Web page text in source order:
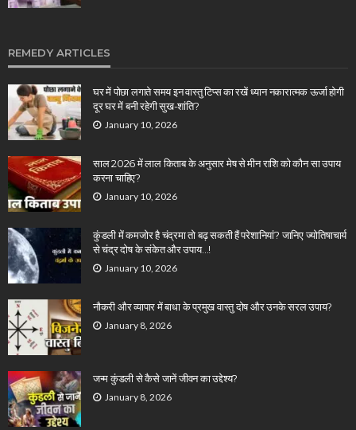
REMEDY ARTICLES
घर में पोछा लगाते समय इन वास्तु टिप्स का रखें ध्यान नकारात्मक ऊर्जा होगी
दूर घर में बनी रहेगी सुख-शांति?
January 10, 2026
साल 2026 में लाल किताब के अनुसार मेष से मीन राशि को कौन सा उपाय
करना चाहिए?
January 10, 2026
कुंडली में कमजोर है चंद्रमा तो बढ़ सकती हैं परेशानियां? जानिए ज्योतिषाचार्य
से चंद्र दोष के संकेत और उपाय…!
January 10, 2026
नौकरी और व्यापार में बाधा के प्रमुख वास्तु दोष और उनके सरल उपाय?
January 8, 2026
जन्म कुंडली से कैसे जानें जीवन का उद्देश्य?
January 8, 2026